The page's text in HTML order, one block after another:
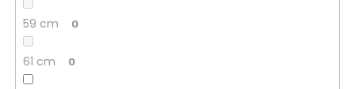
59 cm 0
61 cm 0